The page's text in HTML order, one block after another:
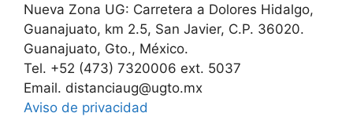
Nueva Zona UG: Carretera a Dolores Hidalgo,
Guanajuato, km 2.5, San Javier, C.P. 36020.
Guanajuato, Gto., México.
Tel. +52 (473) 7320006 ext. 5037
Email. distanciaug@ugto.mx
Aviso de privacidad